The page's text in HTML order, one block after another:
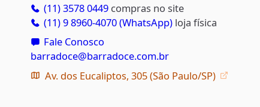
(11) 3578 0449 compras no site
(11) 9 8960-4070 (WhatsApp) loja física
Fale Conosco
barradoce@barradoce.com.br
Av. dos Eucaliptos, 305 (São Paulo/SP)